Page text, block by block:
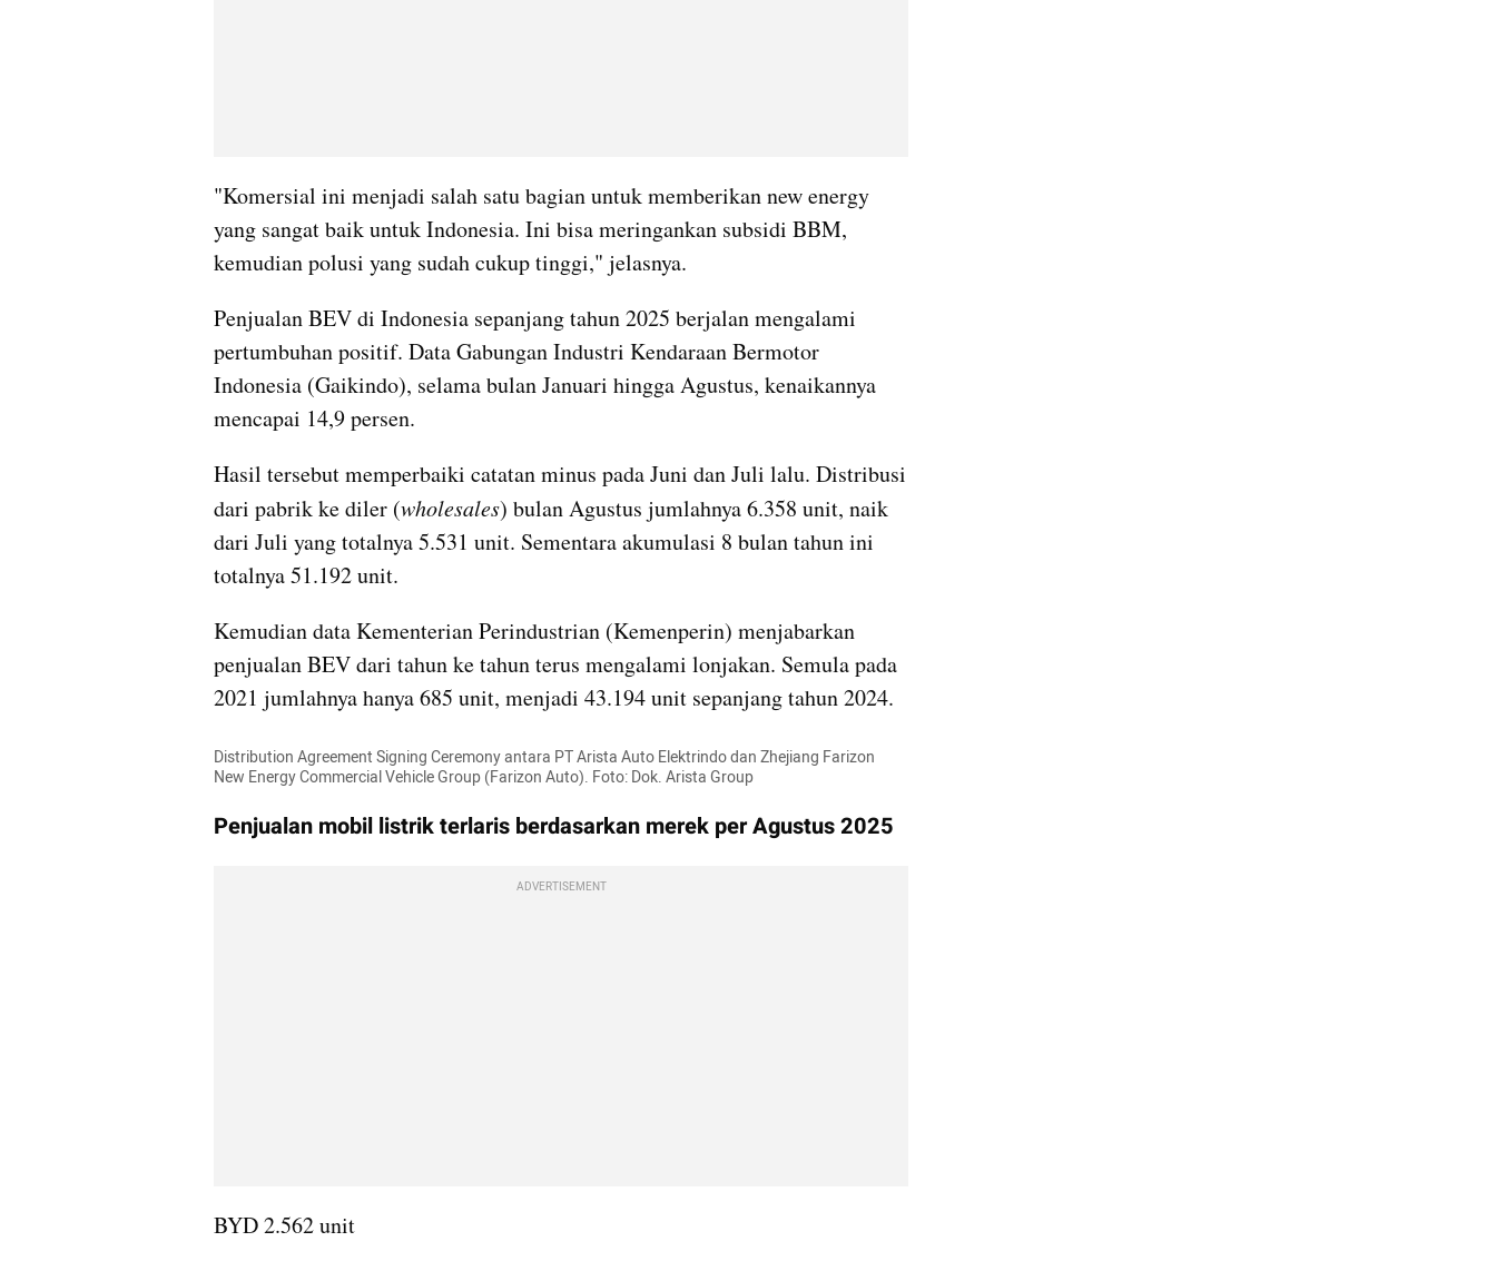
"Komersial ini menjadi salah satu bagian untuk memberikan new energy
yang sangat baik untuk Indonesia. Ini bisa meringankan subsidi BBM,
kemudian polusi yang sudah cukup tinggi," jelasnya.
Penjualan BEV di Indonesia sepanjang tahun 2025 berjalan mengalami
pertumbuhan positif. Data Gabungan Industri Kendaraan Bermotor
Indonesia (Gaikindo), selama bulan Januari hingga Agustus, kenaikannya
mencapai 14,9 persen.
Hasil tersebut memperbaiki catatan minus pada Juni dan Juli lalu. Distribusi
dari pabrik ke diler (wholesales) bulan Agustus jumlahnya 6.358 unit, naik
dari Juli yang totalnya 5.531 unit. Sementara akumulasi 8 bulan tahun ini
totalnya 51.192 unit.
Kemudian data Kementerian Perindustrian (Kemenperin) menjabarkan
penjualan BEV dari tahun ke tahun terus mengalami lonjakan. Semula pada
2021 jumlahnya hanya 685 unit, menjadi 43.194 unit sepanjang tahun 2024.
Distribution Agreement Signing Ceremony antara PT Arista Auto Elektrindo dan Zhejiang Farizon
New Energy Commercial Vehicle Group (Farizon Auto). Foto: Dok. Arista Group
Penjualan mobil listrik terlaris berdasarkan merek per Agustus 2025
ADVERTISEMENT
BYD 2.562 unit